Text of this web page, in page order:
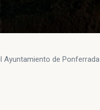
Ayuntamiento de Ponferrada